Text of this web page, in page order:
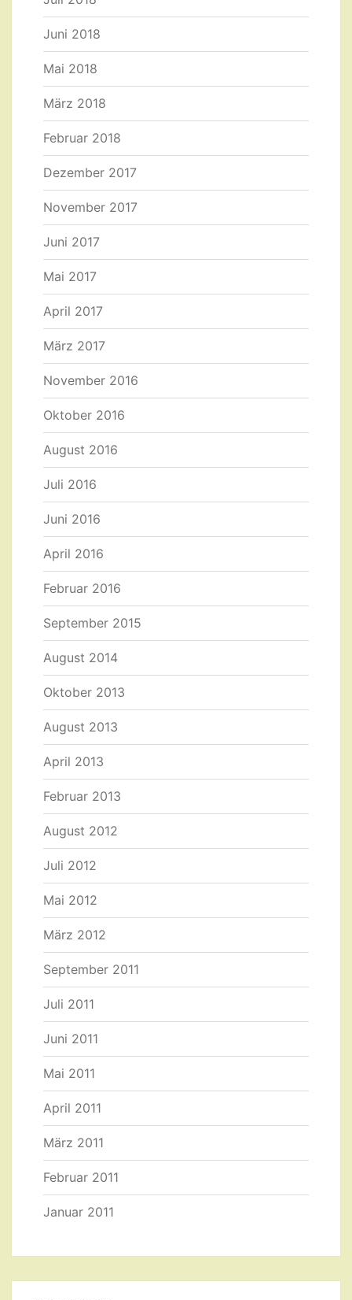
Juni 2018
Mai 2018
März 2018
Februar 2018
Dezember 2017
November 2017
Juni 2017
Mai 2017
April 2017
März 2017
November 2016
Oktober 2016
August 2016
Juli 2016
Juni 2016
April 2016
Februar 2016
September 2015
August 2014
Oktober 2013
August 2013
April 2013
Februar 2013
August 2012
Juli 2012
Mai 2012
März 2012
September 2011
Juli 2011
Juni 2011
Mai 2011
April 2011
März 2011
Februar 2011
Januar 2011